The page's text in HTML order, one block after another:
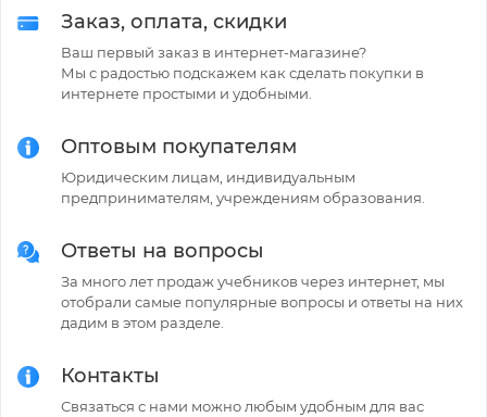
Заказ, оплата, скидки
Ваш первый заказ в интернет-магазине?
Мы с радостью подскажем как сделать покупки в
интернете простыми и удобными.
Оптовым покупателям
Юридическим лицам, индивидуальным
предпринимателям, учреждениям образования.
Ответы на вопросы
За много лет продаж учебников через интернет, мы
отобрали самые популярные вопросы и ответы на них
дадим в этом разделе.
Контакты
Связаться с нами можно любым удобным для вас